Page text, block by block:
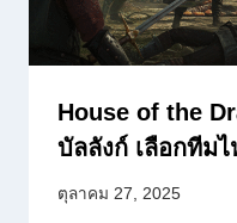
House of the
บัลลังก์ เลือกทีม
ตุลาคม 27, 2025